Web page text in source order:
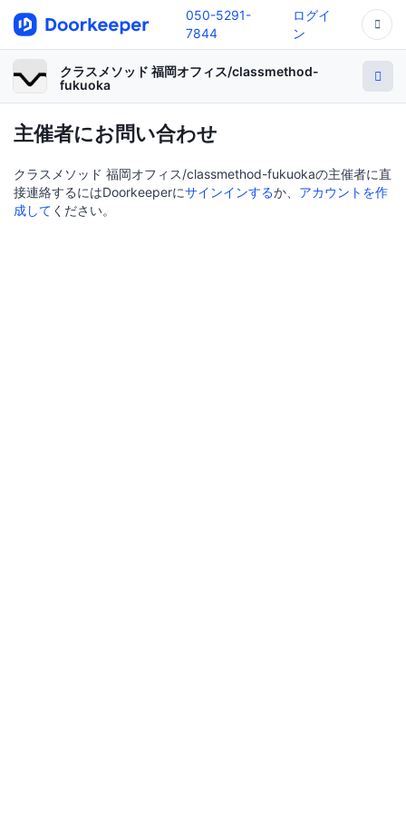
050-5291-
7844
ログイ
ン
クラスメソッド 福岡オフィス/classmethod-
fukuoka
主催者にお問い合わせ
クラスメソッド 福岡オフィス/classmethod-fukuokaの主催者に直
接連絡するにはDoorkeeperにサインインするか、 アカウントを作
成して ください。